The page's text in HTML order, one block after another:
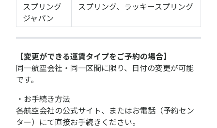
スプリング
ジャパン
スプリング、ラッキースプリング
【変更ができる運賃タイプをご予約の場合】
同一航空会社・同一区間に限り、日付の変更が可能
です。
・お手続き方法
各航空会社の公式サイト、またはお電話（予約セン
ター）にて直接お手続きください。